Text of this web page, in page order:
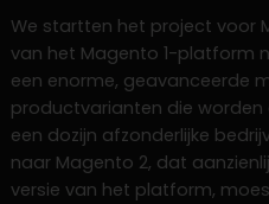
We startten het project voor
van het Magento 1-platform
een enorme, geavanceerde
productvarianten die
een dozijn afzonderlijke
naar Magento 2, dat
versie van het platform,